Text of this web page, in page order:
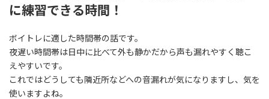
に練習できる時間！
ボイトレに適した時間帯の話です。
夜遅い時間帯は日中に比べて外も静かだから声も漏れやすく聴こ
えやすいです。
これではどうしても隣近所などへの音漏れが気になりますし、気を
使いますよね。